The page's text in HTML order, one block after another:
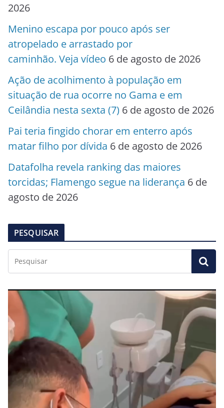
2026
Menino escapa por pouco após ser
atropelado e arrastado por
caminhão. Veja vídeo 6 de agosto de 2026
Ação de acolhimento à população em
situação de rua ocorre no Gama e em
Ceilândia nesta sexta (7) 6 de agosto de 2026
Pai teria fingido chorar em enterro após
matar filho por dívida 6 de agosto de 2026
Datafolha revela ranking das maiores
torcidas; Flamengo segue na liderança 6 de
agosto de 2026
PESQUISAR